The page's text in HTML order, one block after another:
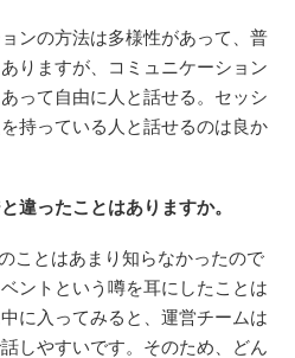
ンの方法は多様性があって、普
りますが、コミュニケーション
って自由に人と話せる。セッシ
持っている人と話せるのは良か
ったことはありますか。
ことはあまり知らなかったので
ントという噂を耳にしたことは
に入ってみると、運営チームは
しやすいです。そのため、どん